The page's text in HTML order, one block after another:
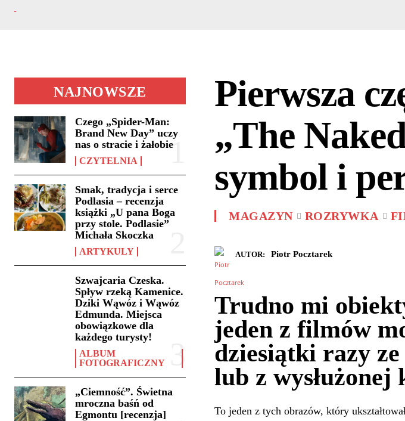
NAJNOWSZE
Czego „Spider-Man:
Brand New Day” uczy
nas o stracie i żałobie
CZYTELNIA
Smak, tradycja i serce
Podlasia – recenzja
książki „U pana Boga
przy stole. Podlasie”
Michała Skoczka
ARTYKULY
Szwajcaria Czeska.
Spływ rzeką Kamenice.
Dziki Wąwóz i Wąwóz
Edmunda. Miejsca
obowiązkowe dla
każdego turysty!
ALBUM
FOTOGRAFICZNY
„Ciemność”. Świetna
mroczna baśń od
Egmontu [recenzja]
Pierwsza
„The
symbol i
MAGAZYN ROZRYWKA
AUTOR: Piotr Pocztarek
Trudno mi
jeden z filmów
dziesiątki razy
lub z wysłużonej
To jeden z tych obrazów, który